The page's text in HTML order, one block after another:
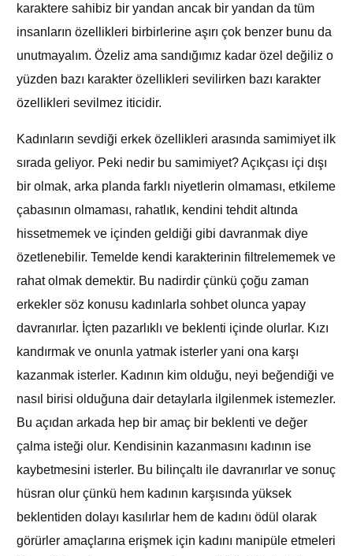
karaktere sahibiz bir yandan ancak bir yandan da tüm
insanların özellikleri birbirlerine aşırı çok benzer bunu da
unutmayalım. Özeliz ama sandığımız kadar özel değiliz o
yüzden bazı karakter özellikleri sevilirken bazı karakter
özellikleri sevilmez iticidir.
Kadınların sevdiği erkek özellikleri arasında samimiyet ilk
sırada geliyor. Peki nedir bu samimiyet? Açıkçası içi dışı
bir olmak, arka planda farklı niyetlerin olmaması, etkileme
çabasının olmaması, rahatlık, kendini tehdit altında
hissetmemek ve içinden geldiği gibi davranmak diye
özetlenebilir. Temelde kendi karakterinin filtrelememek ve
rahat olmak demektir. Bu nadirdir çünkü çoğu zaman
erkekler söz konusu kadınlarla sohbet olunca yapay
davranırlar. İçten pazarlıklı ve beklenti içinde olurlar. Kızı
kandırmak ve onunla yatmak isterler yani ona karşı
kazanmak isterler. Kadının kim olduğu, neyi beğendiği ve
nasıl birisi olduğuna dair detaylarla ilgilenmek istemezler.
Bu açıdan arkada hep bir amaç bir beklenti ve değer
çalma isteği olur. Kendisinin kazanmasını kadının ise
kaybetmesini isterler. Bu bilinçaltı ile davranırlar ve sonuç
hüsran olur çünkü hem kadının karşısında yüksek
beklentiden dolayı kasılırlar hem de kadını ödül olarak
görürler amaçlarına erişmek için kadını manipüle etmeleri